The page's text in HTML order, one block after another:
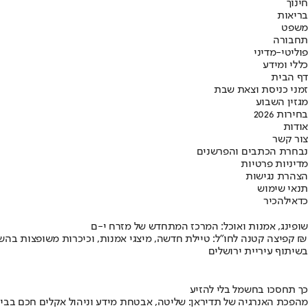
חינוך
בריאות
משפט
תחבורה
פוליטי-מדיני
כללי ומידע
דף הבית
זמני כניסת וצאת שבת
מגזין השבוע
בחירות 2026
אודות
צור קשר
נבחרת הכתבים והפרשנים
מדיניות פרטיות
הצהרת נגישות
תנאי שימוש
כדאילהכיר
שופינג, אמנות ואוכל: המרכז המתחדש של מזרח י-ם
קפיצה קטנה לחו"ל: טיילת חדשה, מיצגי אמנות, וכיכרות משופצות בהשקעה של 100 מיליון ₪
בשיתוף עיריית ירושלים
כך תחסכו בחשמל בלי להזיע
מהפכת האנרגיה של תדיראן: שליטה, אבטחת מידע וניהול אקלים חכם